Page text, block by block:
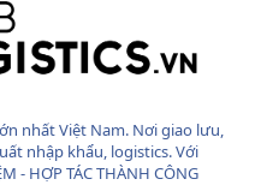
nhất Việt Nam. Nơi giao lưu,
nhập khẩu, logistics. Với
- HỢP TÁC THÀNH CÔNG